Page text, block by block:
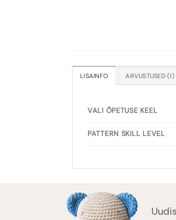
LISAINFO ARVUSTUSED (1)
VALI ÕPETUSE KEEL
PATTERN SKILL LEVEL